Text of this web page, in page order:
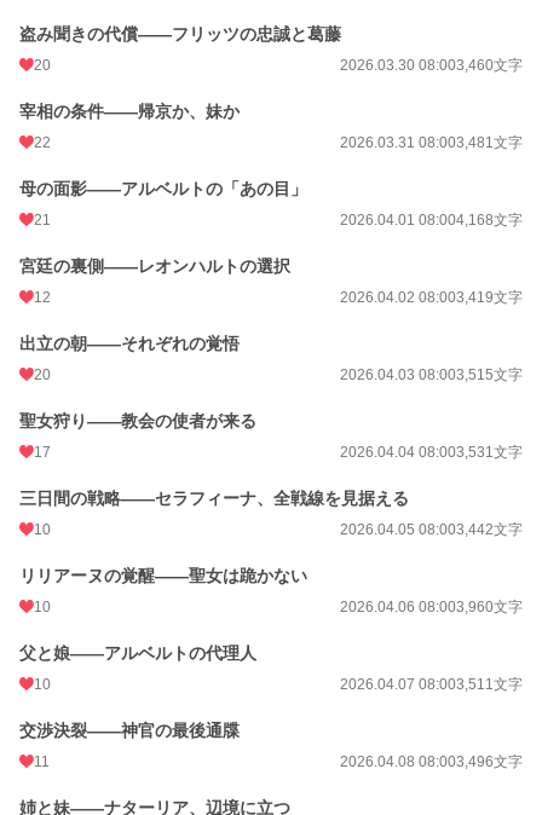
盗み聞きの代償——フリッツの忠誠と葛藤
20 2026.03.30 08:003,460文字
宰相の条件——帰京か、妹か
22 2026.03.31 08:003,481文字
母の面影——アルベルトの「あの目」
21 2026.04.01 08:004,168文字
宮廷の裏側——レオンハルトの選択
12 2026.04.02 08:003,419文字
出立の朝——それぞれの覚悟
20 2026.04.03 08:003,515文字
聖女狩り——教会の使者が来る
17 2026.04.04 08:003,531文字
三日間の戦略——セラフィーナ、全戦線を見据える
10 2026.04.05 08:003,442文字
リリアーヌの覚醒——聖女は跪かない
10 2026.04.06 08:003,960文字
父と娘——アルベルトの代理人
10 2026.04.07 08:003,511文字
交渉決裂——神官の最後通牒
11 2026.04.08 08:003,496文字
姉と妹——ナターリア、辺境に立つ